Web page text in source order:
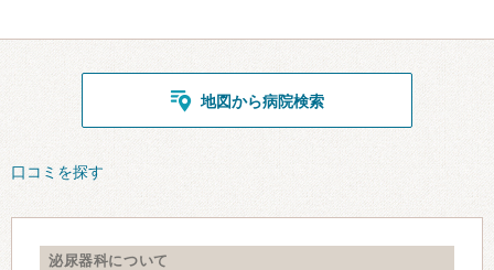
地図から病院検索
口コミを探す
泌尿器科について